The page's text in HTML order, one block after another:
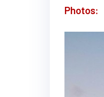
Photos: